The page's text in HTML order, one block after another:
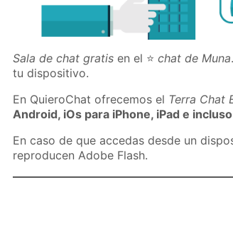
Sala de chat gratis en el ⭐chat de Muna
tu dispositivo.
En QuieroChat ofrecemos el Terra Chat
Android, iOs para iPhone, iPad e
En caso de que accedas desde un
reproducen Adobe Flash.